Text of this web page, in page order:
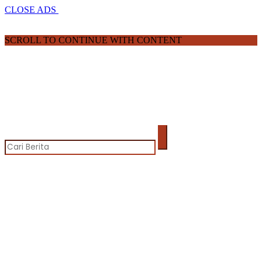
CLOSE ADS
SCROLL TO CONTINUE WITH CONTENT